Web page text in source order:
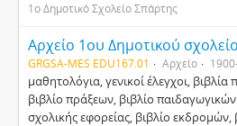
1ο Δημοτικό Σχολείο Σπάρτης
GRGSA-MES EDU167.01 Αρχείο
μαθητολόγια, γενικοί έλεγχοι,
βιβλίο πράξεων, βιβλίο
σχολικής εφορείας, βιβλίο